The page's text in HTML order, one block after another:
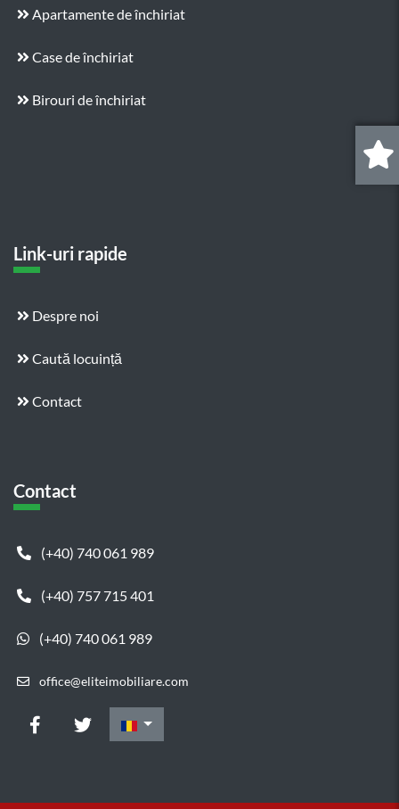
Apartamente de închiriat
Case de închiriat
Birouri de închiriat
Link-uri rapide
Despre noi
Caută locuință
Contact
Contact
(+40) 740 061 989
(+40) 757 715 401
(+40) 740 061 989
office@eliteimobiliare.com